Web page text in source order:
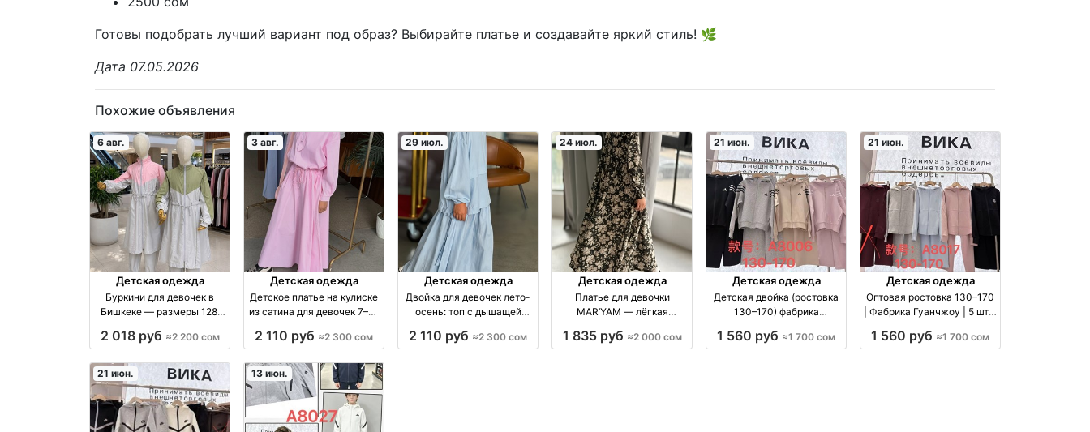
Готовы подобрать лучший вариант под образ? Выбирайте платье и создавайте яркий стиль! 🌿
Дата 07.05.2026
Похожие объявления
6 авг.
Детская одежда
Буркини для девочек в
Бишкеке — размеры 128,
Киргизия
2 018 руб ≈2 200 сом
3 авг.
Детская одежда
Детское платье на кулиске
из сатина для девочек 7–10
2 110 руб ≈2 300 сом
29 июл.
Детская одежда
Двойка для девочек лето-
осень: топ с дышащей
плетением — 134–158, 5
2 110 руб ≈2 300 сом
24 июл.
Детская одежда
Платье для девочки
MAR’YAM — лёгкая
134–158 производство
1 835 руб ≈2 000 сом
21 июн.
Детская одежда
Детская двойка (ростовка
130–170) фабрика
производство Китай
1 560 руб ≈1 700 сом
21 июн.
Детская одежда
Оптовая ростовка 130–170
| Фабрика Гуанчжоу | 5 шт в
Китай
1 560 руб ≈1 700 сом
21 июн. 13 июн.